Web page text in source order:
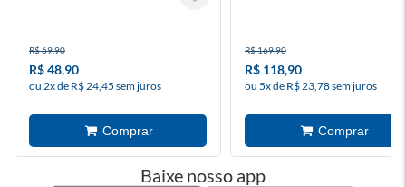
R$ 69,90
R$ 48,90
ou 2x de R$ 24,45 sem juros
R$ 169,90
R$ 118,90
ou 5x de R$ 23,78 sem juros
Baixe nosso app